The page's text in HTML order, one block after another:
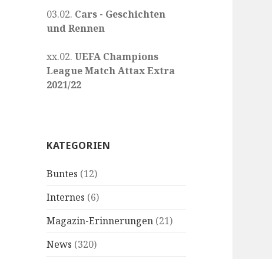
03.02. Cars - Geschichten
und Rennen
xx.02.UEFA Champions
League Match Attax Extra
2021/22
KATEGORIEN
Buntes (12)
Internes (6)
Magazin-Erinnerungen (21)
News (320)